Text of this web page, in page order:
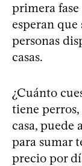
primera
esperan
personas
casas.
¿Cuánto
tiene perros,
casa, puede
para sumar
precio por